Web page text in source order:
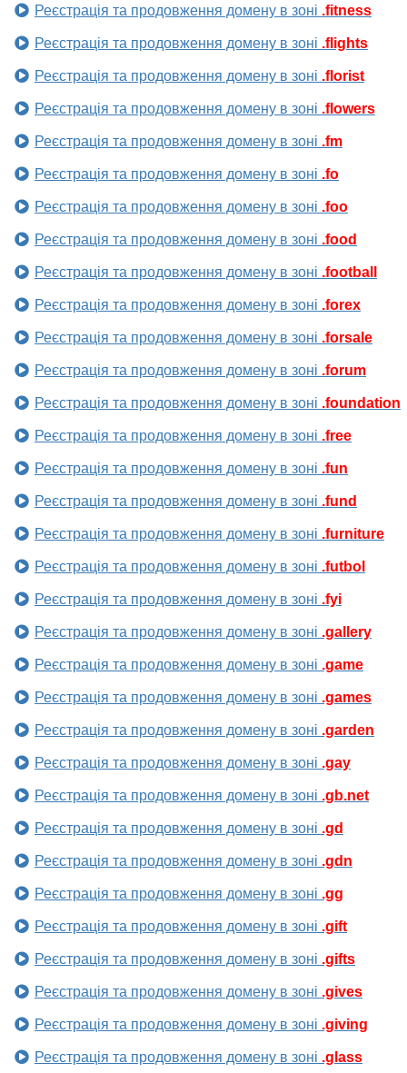
Реєстрація та продовження домену в зоні .fitness
Реєстрація та продовження домену в зоні .flights
Реєстрація та продовження домену в зоні .florist
Реєстрація та продовження домену в зоні .flowers
Реєстрація та продовження домену в зоні .fm
Реєстрація та продовження домену в зоні .fo
Реєстрація та продовження домену в зоні .foo
Реєстрація та продовження домену в зоні .food
Реєстрація та продовження домену в зоні .football
Реєстрація та продовження домену в зоні .forex
Реєстрація та продовження домену в зоні .forsale
Реєстрація та продовження домену в зоні .forum
Реєстрація та продовження домену в зоні .foundation
Реєстрація та продовження домену в зоні .free
Реєстрація та продовження домену в зоні .fun
Реєстрація та продовження домену в зоні .fund
Реєстрація та продовження домену в зоні .furniture
Реєстрація та продовження домену в зоні .futbol
Реєстрація та продовження домену в зоні .fyi
Реєстрація та продовження домену в зоні .gallery
Реєстрація та продовження домену в зоні .game
Реєстрація та продовження домену в зоні .games
Реєстрація та продовження домену в зоні .garden
Реєстрація та продовження домену в зоні .gay
Реєстрація та продовження домену в зоні .gb.net
Реєстрація та продовження домену в зоні .gd
Реєстрація та продовження домену в зоні .gdn
Реєстрація та продовження домену в зоні .gg
Реєстрація та продовження домену в зоні .gift
Реєстрація та продовження домену в зоні .gifts
Реєстрація та продовження домену в зоні .gives
Реєстрація та продовження домену в зоні .giving
Реєстрація та продовження домену в зоні .glass